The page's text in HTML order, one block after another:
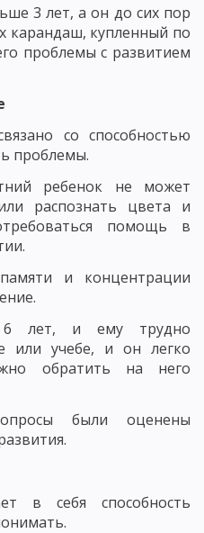
3 лет, а он до сих пор
карандаш, купленный по
проблемы с развитием
со способностью
проблемы.
ребенок не может
распознать цвета и
помощь в
и концентрации
лет, и ему трудно
или учебе, и он легко
обратить на него
были оценены
в себя способность